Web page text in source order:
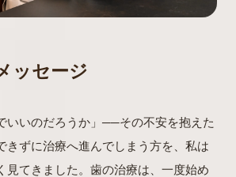
ッセージ
いいのだろうか」──その不安を抱えた
きずに治療へ進んでしまう方を、私は
見てきました。歯の治療は、一度始め